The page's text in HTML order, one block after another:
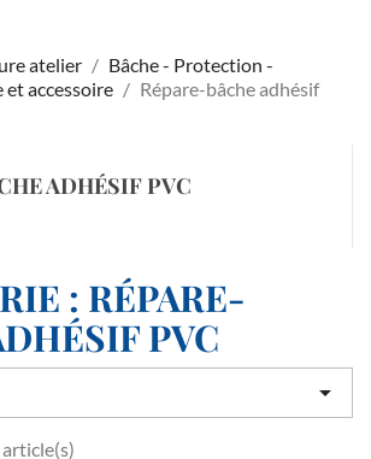
atelier
Bâche - Protection -
et accessoire
Répare-bâche adhésif
ADHÉSIF PVC
: RÉPARE-
PVC
